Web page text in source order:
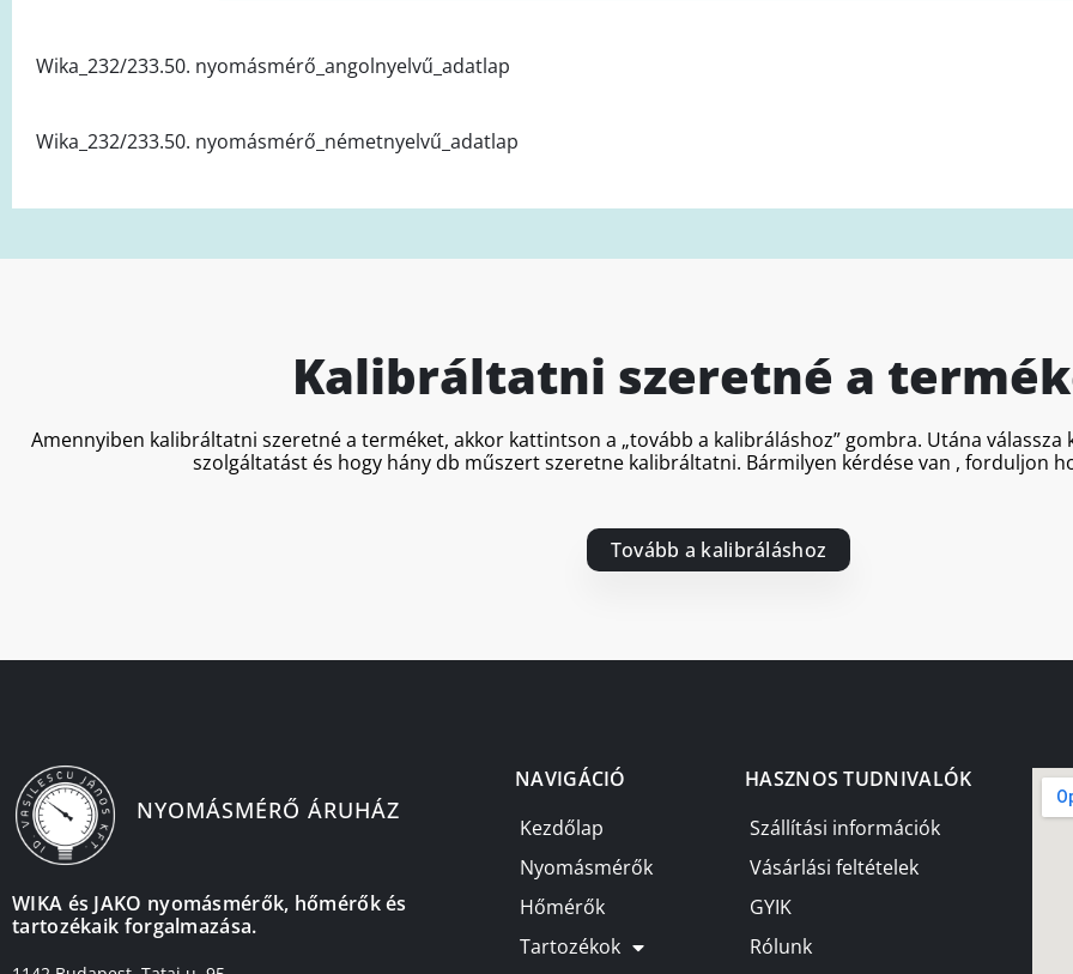
Wika_232/233.50. nyomásmérő_angolnyelvű_adatlap
Wika_232/233.50. nyomásmérő_németnyelvű_adatlap
Kalibráltatni szeretné a
Amennyiben kalibráltatni szeretné a terméket, akkor kattintson a „tovább a kalibráláshoz” gombra. Utána
szolgáltatást és hogy hány db műszert szeretne kalibráltatni. Bármilyen kérdése van , forduljon
Tovább a kalibráláshoz
NYOMÁSMÉRŐ ÁRUHÁZ
WIKA és JAKO nyomásmérők, hőmérők és
tartozékaik forgalmazása.
NAVIGÁCIÓ
Kezdőlap
Nyomásmérők
Hőmérők
Tartozékok
HASZNOS TUDNIVALÓK
Szállítási információk
Vásárlási feltételek
GYIK
Rólunk